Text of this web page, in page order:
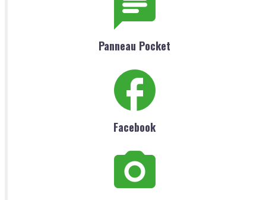
Panneau Pocket
Facebook